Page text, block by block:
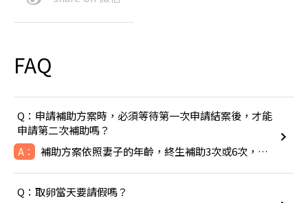
FAQ
Q：申請補助方案時，必須等待第一次申請結案後，才能
申請第二次補助嗎？
A： 補助方案依照妻子的年齡，終生補助3次或6次，除非成功生下寶寶
Q：取卵當天要請假嗎？